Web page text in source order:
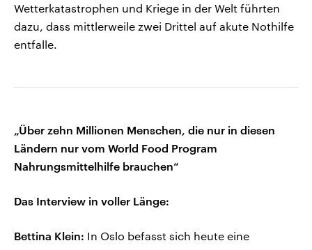
Wetterkatastrophen und Kriege in der Welt führten
dazu, dass mittlerweile zwei Drittel auf akute Nothilfe
entfalle.
„Über zehn Millionen Menschen, die nur in diesen
Ländern nur vom World Food Program
Nahrungsmittelhilfe brauchen“
Das Interview in voller Länge:
Bettina Klein: In Oslo befasst sich heute eine